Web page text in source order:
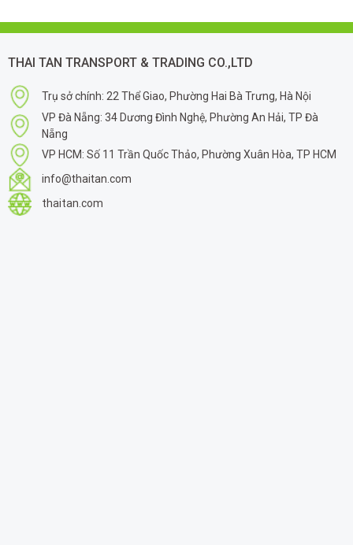
THAI TAN TRANSPORT & TRADING CO.,LTD
Trụ sở chính: 22 Thể Giao, Phường Hai Bà Trưng, Hà Nội
VP Đà Nẵng: 34 Dương Đình Nghệ, Phường An Hải, TP Đà
Nẵng
VP HCM: Số 11 Trần Quốc Thảo, Phường Xuân Hòa, TP HCM
info@thaitan.com
thaitan.com